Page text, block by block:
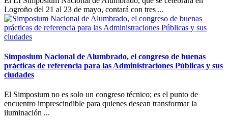
Logroño del 21 al 23 de mayo, contará con tres ...
Simposium Nacional de Alumbrado, el congreso de buenas
prácticas de referencia para las Administraciones Públicas y sus
ciudades
El Simposium no es solo un congreso técnico; es el punto de
encuentro imprescindible para quienes desean transformar la
iluminación ...